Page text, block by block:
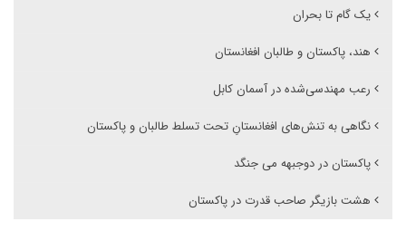
یک گام تا بحران
هند، پاکستان و طالبان افغانستان
رعب مهندسی‌شده در آسمان کابل
نگاهی به تنش‌های افغانستانِ تحت تسلط طالبان و پاکستان
پاکستان در دوجبهه می جنگد
هشت بازیگر صاحب قدرت در پاکستان